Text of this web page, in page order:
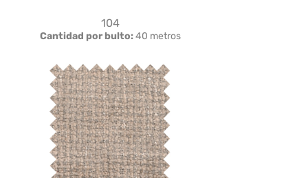
104
Cantidad por bulto:40 metros